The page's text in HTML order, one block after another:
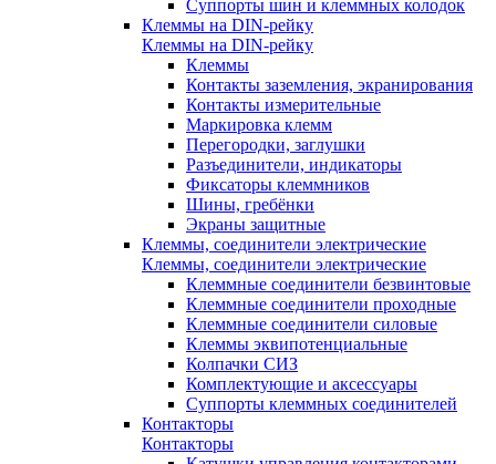
Суппорты шин и клеммных колодок
Клеммы на DIN-рейку
Клеммы на DIN-рейку
Клеммы
Контакты заземления, экранирования
Контакты измерительные
Маркировка клемм
Перегородки, заглушки
Разъединители, индикаторы
Фиксаторы клеммников
Шины, гребёнки
Экраны защитные
Клеммы, соединители электрические
Клеммы, соединители электрические
Клеммные соединители безвинтовые
Клеммные соединители проходные
Клеммные соединители силовые
Клеммы эквипотенциальные
Колпачки СИЗ
Комплектующие и аксессуары
Суппорты клеммных соединителей
Контакторы
Контакторы